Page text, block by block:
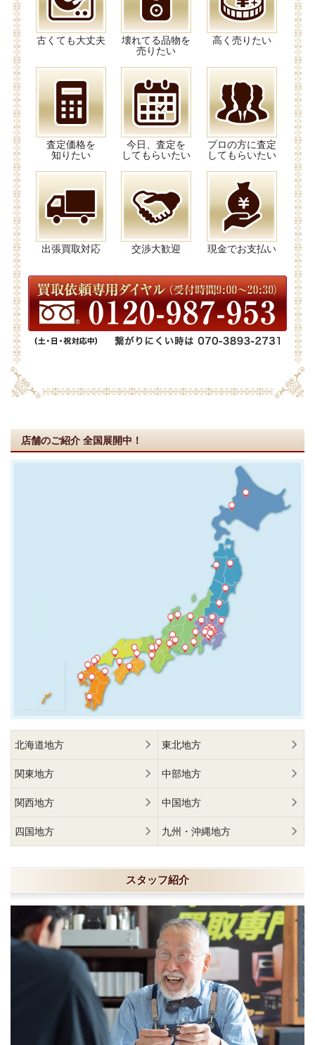
古くても大丈夫
壊れてる品物を
売りたい
高く売りたい
査定価格を
知りたい
今日、査定を
してもらいたい
プロの方に査定
してもらいたい
出張買取対応 交渉大歓迎 現金でお支払い
店舗のご紹介 全国展開中！
北海道地方 東北地方
関東地方 中部地方
関西地方 中国地方
四国地方 九州・沖縄地方
スタッフ紹介